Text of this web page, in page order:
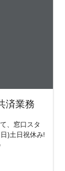
済業務
、窓口スタ
)土日祝休み!